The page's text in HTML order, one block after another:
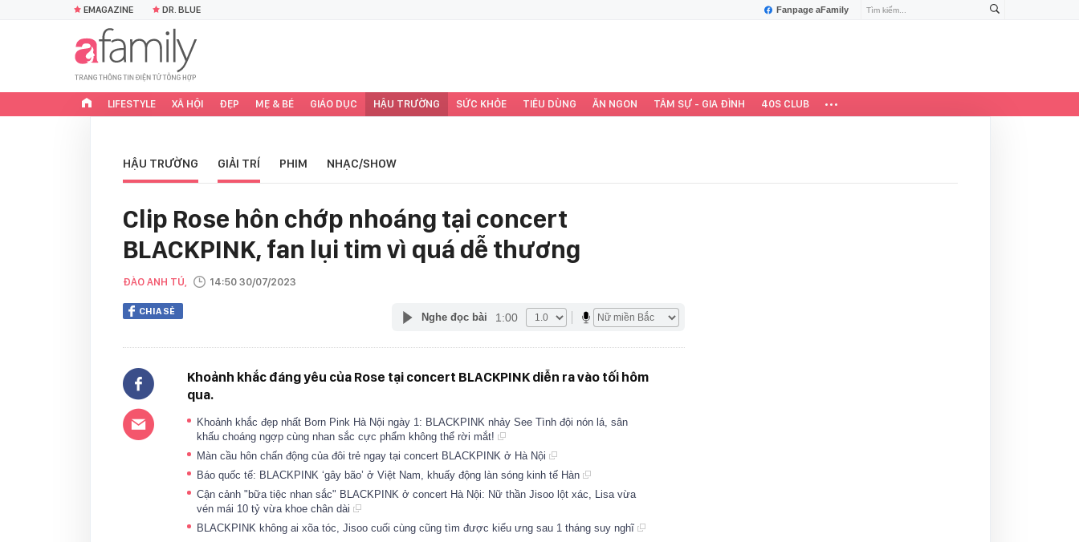
Fanpage aFamily
EMAGAZINE DR. BLUE
LIFESTYLE XÃ HỘI ĐẸP MẸ & BÉ GIÁO DỤC HẬU TRƯỜNG SỨC KHỎE TIÊU DÙNG ĂN NGON TÂM SỰ - GIA ĐÌNH 40S CLUB
HẬU TRƯỜNG GIẢI TRÍ PHIM NHẠC/SHOW
Clip Rose hôn chớp nhoáng tại concert
BLACKPINK, fan lụi tim vì quá dễ thương
ĐÀO ANH TÚ, 14:50 30/07/2023
CHIA SẺ Nghe đọc bài 1:00
Khoảnh khắc đáng yêu của Rose tại concert BLACKPINK diễn ra vào tối hôm
qua.
Khoảnh khắc đẹp nhất Born Pink Hà Nội ngày 1: BLACKPINK nhảy See Tình đội nón lá, sân
khấu choáng ngợp cùng nhan sắc cực phẩm không thể rời mắt!
Màn cầu hôn chấn động của đôi trẻ ngay tại concert BLACKPINK ở Hà Nội
Báo quốc tế: BLACKPINK ‘gây bão’ ở Việt Nam, khuấy động làn sóng kinh tế Hàn
Cận cảnh "bữa tiệc nhan sắc" BLACKPINK ở concert Hà Nội: Nữ thần Jisoo lột xác, Lisa vừa
vén mái 10 tỷ vừa khoe chân dài
BLACKPINK không ai xõa tóc, Jisoo cuối cùng cũng tìm được kiểu ưng sau 1 tháng suy nghĩ